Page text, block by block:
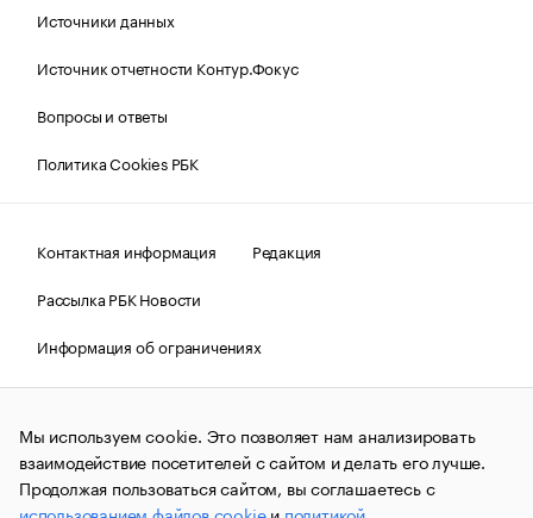
Источники данных
Источник отчетности Контур.Фокус
Вопросы и ответы
Политика Cookies РБК
Контактная информация
Редакция
Рассылка РБК Новости
Информация об ограничениях
Правовая информация
О соблюдении авторских прав
© АО «РОСБИЗНЕСКОНСАЛТИНГ»,1995–2026.Сообщения
и материалы информационного агентства «РБК»
(зарегистрировано Федеральной службой по надзору в сфере
связи, информационных технологий и массовых
Мы используем cookie. Это позволяет нам анализировать
взаимодействие посетителей с сайтом и делать его лучше.
Продолжая пользоваться сайтом, вы соглашаетесь с